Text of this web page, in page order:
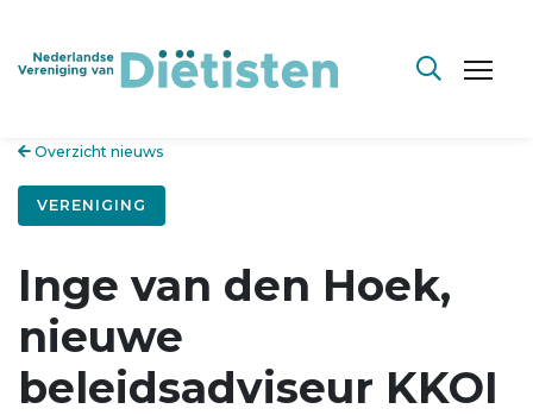
Overzicht nieuws
VERENIGING
Inge van den Hoek,
nieuwe
beleidsadviseur KKOI